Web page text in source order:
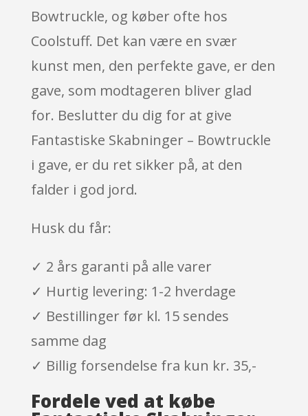
Bowtruckle, og køber ofte hos
Coolstuff. Det kan være en svær
kunst men, den perfekte gave, er den
gave, som modtageren bliver glad
for. Beslutter du dig for at give
Fantastiske Skabninger – Bowtruckle
i gave, er du ret sikker på, at den
falder i god jord.
Husk du får:
✓ 2 års garanti på alle varer
✓ Hurtig levering: 1-2 hverdage
✓ Bestillinger før kl. 15 sendes
samme dag
✓ Billig forsendelse fra kun kr. 35,-
Fordele ved at købe